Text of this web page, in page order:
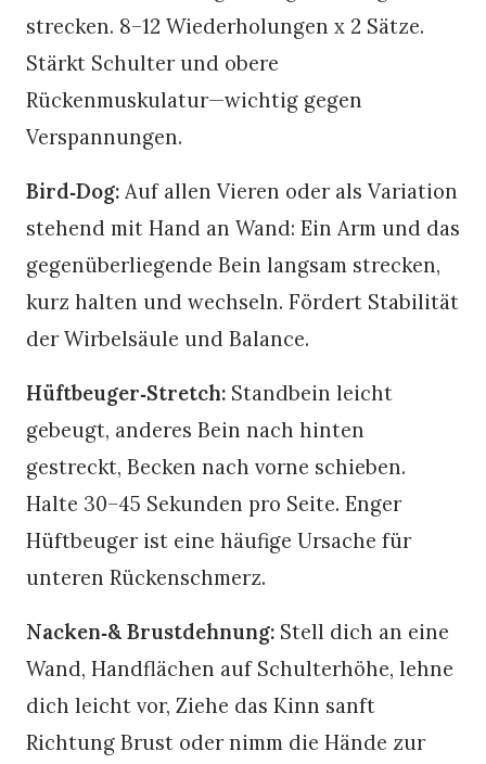
strecken. 8–12 Wiederholungen x 2 Sätze.
Stärkt Schulter und obere
Rückenmuskulatur—wichtig gegen
Verspannungen.
Bird‑Dog: Auf allen Vieren oder als Variation
stehend mit Hand an Wand: Ein Arm und das
gegenüberliegende Bein langsam strecken,
kurz halten und wechseln. Fördert Stabilität
der Wirbelsäule und Balance.
Hüftbeuger‑Stretch: Standbein leicht
gebeugt, anderes Bein nach hinten
gestreckt, Becken nach vorne schieben.
Halte 30–45 Sekunden pro Seite. Enger
Hüftbeuger ist eine häufige Ursache für
unteren Rückenschmerz.
Nacken‑& Brustdehnung: Stell dich an eine
Wand, Handflächen auf Schulterhöhe, lehne
dich leicht vor, Ziehe das Kinn sanft
Richtung Brust oder nimm die Hände zur